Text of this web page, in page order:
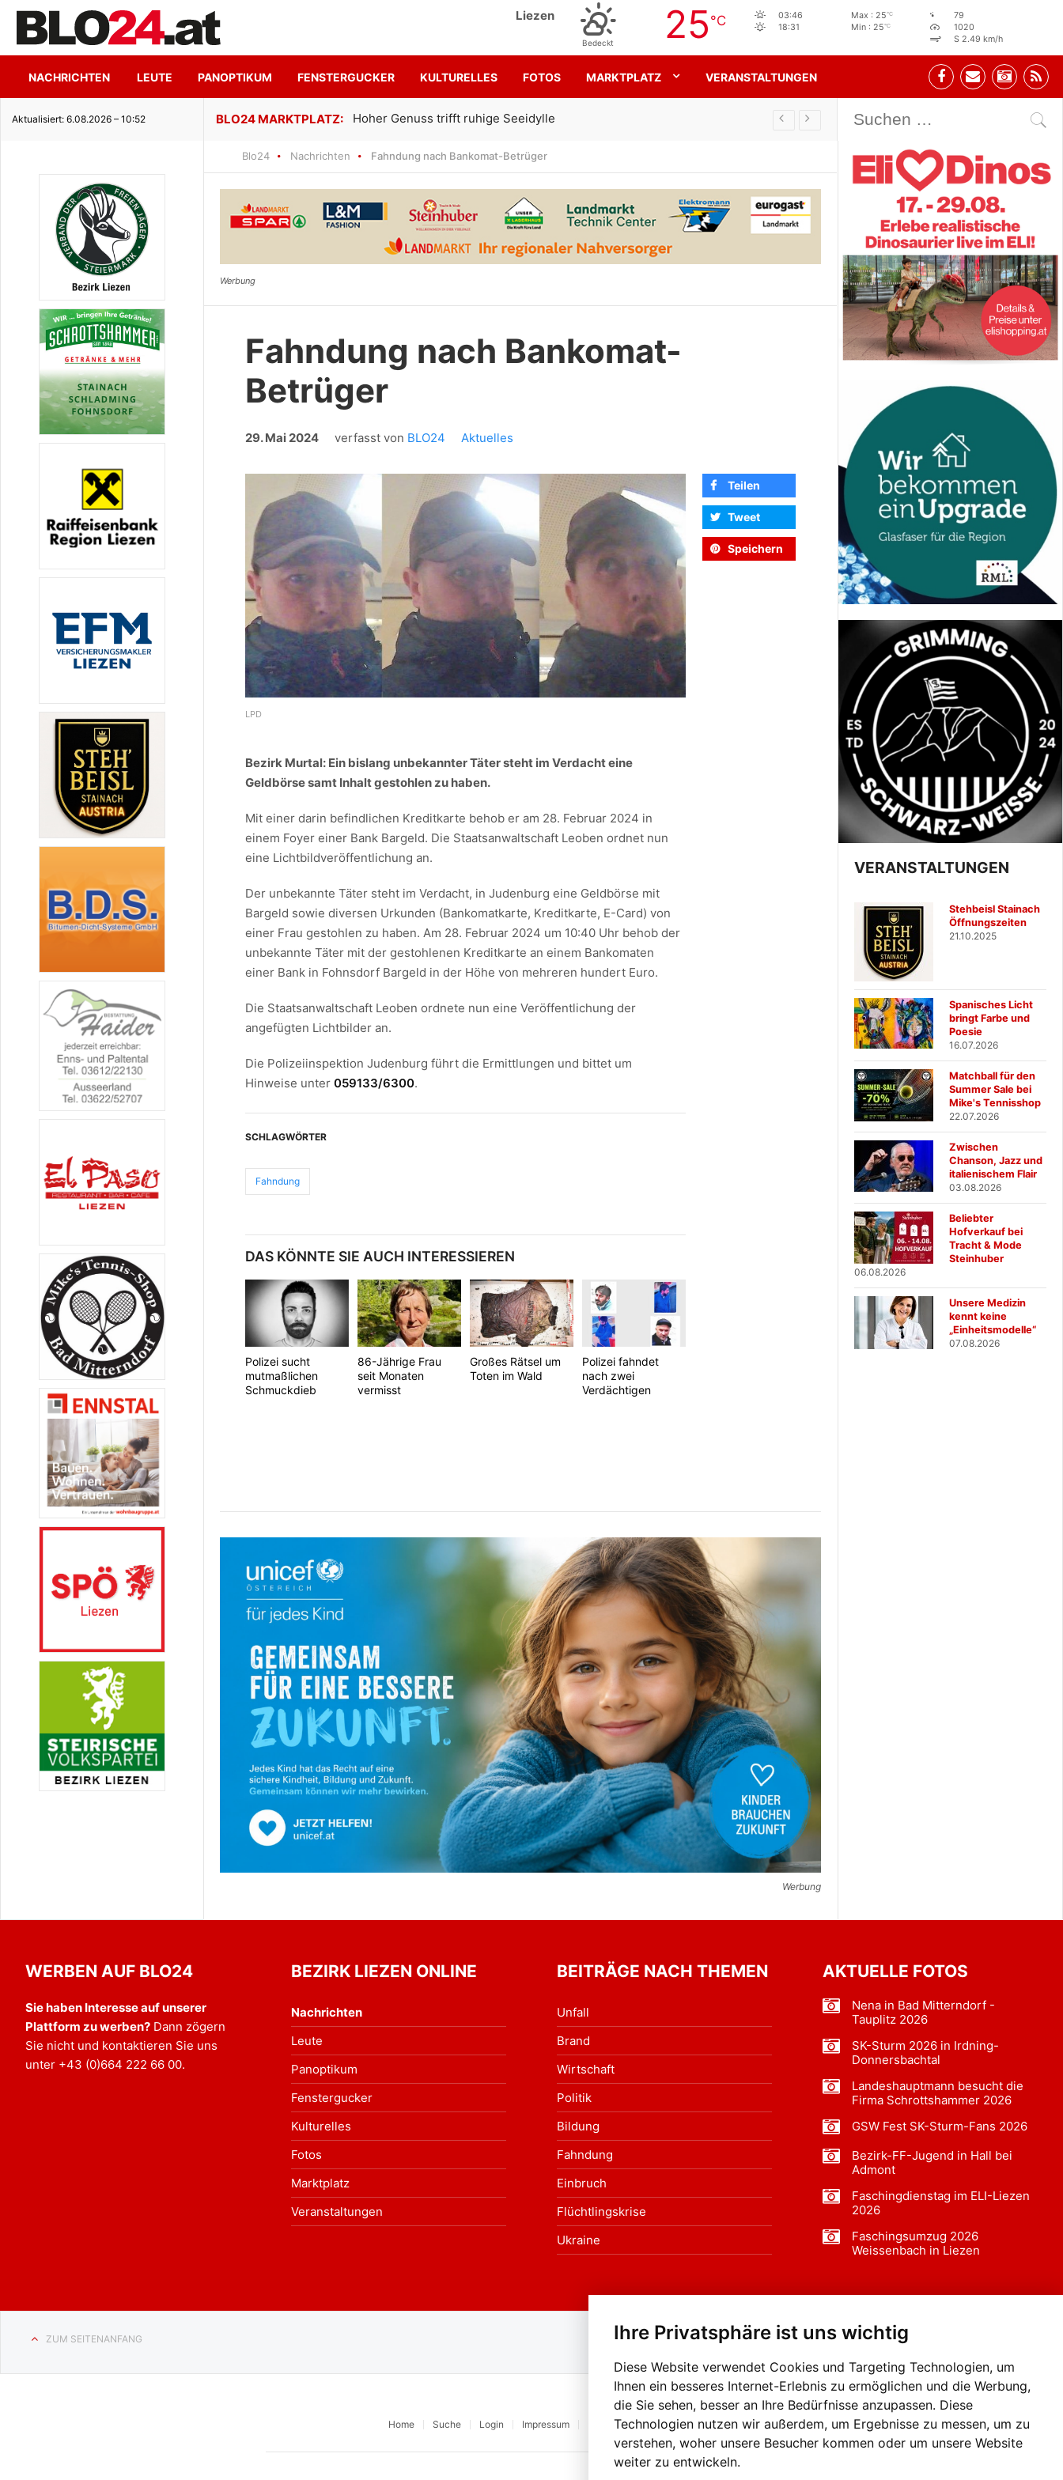
Ihre Privatsphäre ist uns wichtig
Diese Website verwendet Cookies und Targeting Technologien, um
Ihnen ein besseres Internet-Erlebnis zu ermöglichen und die Werbung,
die Sie sehen, besser an Ihre Bedürfnisse anzupassen. Diese
Technologien nutzen wir außerdem, um Ergebnisse zu messen, um zu
verstehen, woher unsere Besucher kommen oder um unsere Website
weiter zu entwickeln.
Liezen
Bedeckt 25 °C
03:46
18:31
Max : 25°C
Min : 25°C
79
1020
S 2.49 km/h
NACHRICHTEN LEUTE PANOPTIKUM FENSTERGUCKER KULTURELLES FOTOS MARKTPLATZ VERANSTALTUNGEN
Aktualisiert: 6.08.2026 – 10:52
Seeidylle Gemeinsam für den SK Sturm Stehbeisl Stainach Öffnungszeiten
Blo24 Nachrichten Fahndung nach Bankomat-Betrüger
Fahndung nach Bankomat-
Betrüger
29. Mai 2024 verfasst von BLO24 Aktuelles
LPD
Bezirk Murtal: Ein bislang unbekannter Täter steht im Verdacht eine
Geldbörse samt Inhalt gestohlen zu haben.
Mit einer darin befindlichen Kreditkarte behob er am 28. Februar 2024 in
einem Foyer einer Bank Bargeld. Die Staatsanwaltschaft Leoben ordnet nun
eine Lichtbildveröffentlichung an.
Der unbekannte Täter steht im Verdacht, in Judenburg eine Geldbörse mit
Bargeld sowie diversen Urkunden (Bankomatkarte, Kreditkarte, E-Card) von
einer Frau gestohlen zu haben. Am 28. Februar 2024 um 10:40 Uhr behob der
unbekannte Täter mit der gestohlenen Kreditkarte an einem Bankomaten
einer Bank in Fohnsdorf Bargeld in der Höhe von mehreren hundert Euro.
Die Staatsanwaltschaft Leoben ordnete nun eine Veröffentlichung der
angefügten Lichtbilder an.
Die Polizeiinspektion Judenburg führt die Ermittlungen und bittet um
Hinweise unter059133/6300.
SCHLAGWÖRTER
Fahndung
DAS KÖNNTE SIE AUCH INTERESSIEREN
Polizei sucht
mutmaßlichen
Schmuckdieb
86-Jährige Frau
seit Monaten
vermisst
Großes Rätsel um
Toten im Wald
Polizei fahndet
nach zwei
Verdächtigen
Teilen
Tweet
Speichern
Werbung
VERANSTALTUNGEN
Stehbeisl Stainach
Öffnungszeiten
21.10.2025
Spanisches Licht
bringt Farbe und
Poesie
16.07.2026
Matchball für den
Summer Sale bei
Mike's Tennisshop
22.07.2026
Zwischen
Chanson, Jazz und
italienischem Flair
03.08.2026
Beliebter
Hofverkauf bei
Tracht & Mode
Steinhuber
06.08.2026
Unsere Medizin
kennt keine
„Einheitsmodelle“
07.08.2026
WERBEN AUF BLO24
Sie haben Interesse auf unserer
Plattform zu werben? Dann zögern
Sie nicht und kontaktieren Sie uns
unter +43 (0)664 222 66 00.
BEZIRK LIEZEN ONLINE
Nachrichten
Leute
Panoptikum
Fenstergucker
Kulturelles
Fotos
Marktplatz
Veranstaltungen
BEITRÄGE NACH THEMEN
Unfall
Brand
Wirtschaft
Politik
Bildung
Fahndung
Einbruch
Flüchtlingskrise
Ukraine
AKTUELLE FOTOS
Nena in Bad Mitterndorf -
Tauplitz 2026
SK-Sturm 2026 in Irdning-
Donnersbachtal
Landeshauptmann besucht die
Firma Schrottshammer 2026
GSW Fest SK-Sturm-Fans 2026
Bezirk-FF-Jugend in Hall bei
Admont
Faschingdienstag im ELI-Liezen
2026
Faschingsumzug 2026
Weissenbach in Liezen
ZUM SEITENANFANG Auf BLO24.at werben?+43 (0)664 2226600
Home Suche Login Impressum Datenschutz Kontakt